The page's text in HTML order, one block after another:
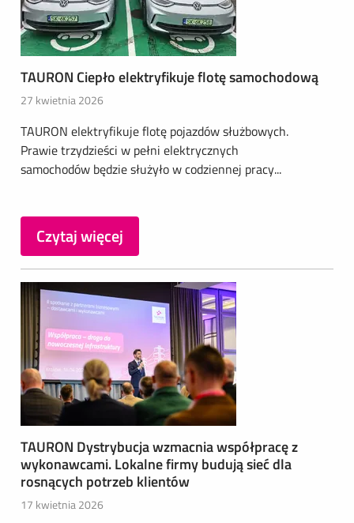
TAURON Ciepło elektryfikuje flotę samochodową
27 kwietnia 2026
TAURON elektryfikuje flotę pojazdów służbowych.
Prawie trzydzieści w pełni elektrycznych
samochodów będzie służyło w codziennej pracy...
Czytaj więcej
TAURON Dystrybucja wzmacnia współpracę z
wykonawcami. Lokalne firmy budują sieć dla
rosnących potrzeb klientów
17 kwietnia 2026